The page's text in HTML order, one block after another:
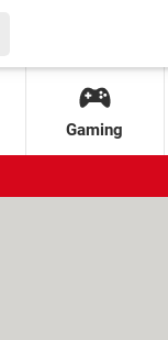
Gaming